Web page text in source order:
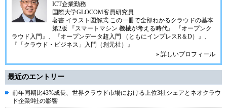
ICT企業勤務
国際大学GLOCOM客員研究員
著書 イラスト図解式 この一冊で全部わかるクラウドの基本
第2版
『スマートマシン 機械が考える時代』
『オープンク
ラウド入門』 、 『オープンデータ超入門 （ともにインプレスR＆D）』 、
『「クラウド・ビジネス」入門（創元社）』
» 詳しいプロフィール
最近のエントリー
前年同期比43%成長、世界クラウド市場における上位3社シェアとネオクラウ
ド企業9社の影響